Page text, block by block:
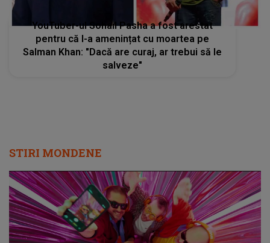
YouTuber-ul Sohail Pasha a fost arestat
pentru că l-a amenințat cu moartea pe
Salman Khan: "Dacă are curaj, ar trebui să le
salveze"
STIRI MONDENE